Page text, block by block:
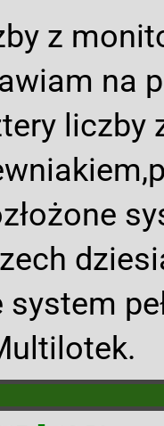
z
na
liczby
system